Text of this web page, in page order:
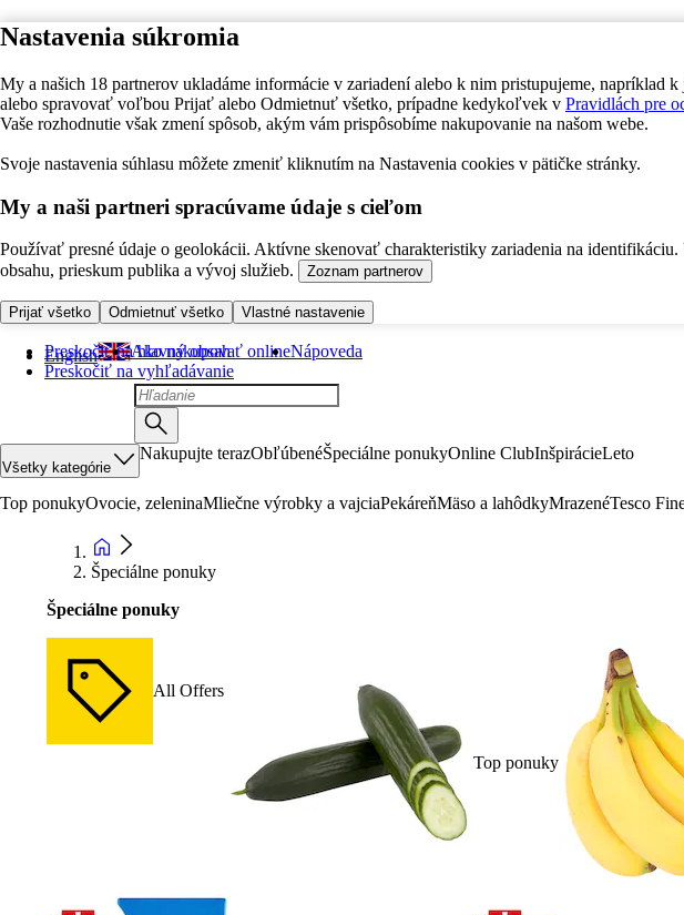
Nastavenia súkromia
My a našich 18 partnerov ukladáme informácie v zariadení alebo k nim pristupujeme,
alebo spravovať voľbou Prijať alebo Odmietnuť všetko, prípadne kedykoľvek v Pravidlách pre
Vaše rozhodnutie však zmení spôsob, akým vám prispôsobíme nakupovanie na našom webe.
Svoje nastavenia súhlasu môžete zmeniť kliknutím na Nastavenia cookies v pätičke stránky.
My a naši partneri spracúvame údaje s cieľom
Používať presné údaje o geolokácii. Aktívne skenovať charakteristiky zariadenia na
obsahu, prieskum publika a vývoj služieb.
Zoznam partnerov
Prijať všetko Odmietnuť všetko Vlastné nastavenie
Preskočiť na hlavný obsah
Preskočiť na vyhľadávanie
English Ako nakupovať onlineNápoveda
Všetky kategórie
Nakupujte terazObľúbenéŠpeciálne ponukyOnline ClubInšpirácieLeto
Top ponukyOvocie, zeleninaMliečne výrobky a vajciaPekáreňMäso a lahôdkyMrazenéTesco
Špeciálne ponuky
Špeciálne ponuky
All Offers
Top ponuky